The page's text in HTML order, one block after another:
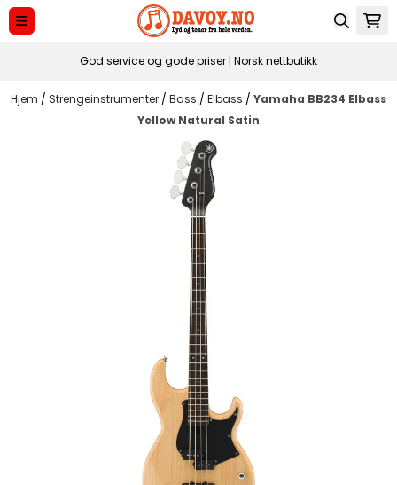
Hopp til innhold
God service og gode priser | Norsk nettbutikk
Hjem / Strengeinstrumenter / Bass / Elbass / Yamaha BB234 Elbass
Yellow Natural Satin